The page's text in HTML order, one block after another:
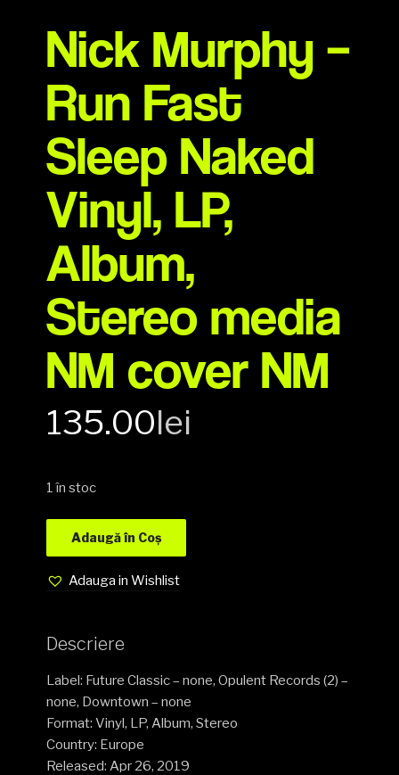
Nick Murphy –
Run Fast
Sleep Naked
Vinyl, LP,
Album,
Stereo media
NM cover NM
135.00lei
1 în stoc
Adaugă în Coș
Adauga in Wishlist
Descriere
Label: Future Classic – none, Opulent Records (2) –
none, Downtown – none
Format: Vinyl, LP, Album, Stereo
Country: Europe
Released: Apr 26, 2019